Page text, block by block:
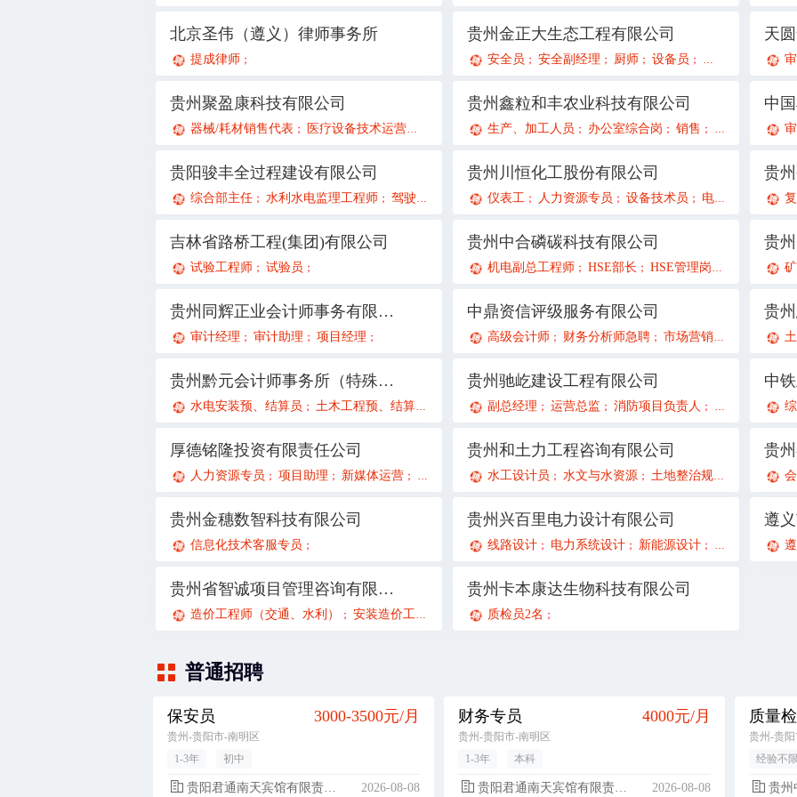
北京圣伟（遵义）律师事务所
提成律师 ；
贵州金正大生态工程有限公司
安全员 ； 安全副经理 ； 厨师 ； 设备员 ； 环保管理员 ； 设
贵州聚盈康科技有限公司
器械/耗材销售代表 ； 医疗设备技术运营官
贵州鑫粒和丰农业科技有限公司
生产、加工人员 ； 办公室综合岗 ； 销售 ； 会计助理兼文
中
贵阳骏丰全过程建设有限公司
综合部主任 ； 水利水电监理工程师 ； 驾驶员 市场经营部主管 ； 资料员； 一级建造师（市政专业） 一级建
贵州川恒化工股份有限公司
仪表工 ； 人力资源专员 ； 设备技术员 ； 电工 工艺技
吉林省路桥工程(集团)有限公司
试验工程师 ； 试验员 ；
贵州中合磷碳科技有限公司
机电副总工程师 ； HSE部长 ； HSE管理岗； 化工设备工
贵
贵州同辉正业会计师事务有限公司
审计经理 ； 审计助理 ； 项目经理 ；
中鼎资信评级服务有限公司
高级会计师 ； 财务分析师急聘 ； 市场营销策划经理急聘
贵
贵州黔元会计师事务所（特殊普通合伙）
水电安装预、结算员 ； 土木工程预、结算员 财务审计助理； 注册会计师；
贵州驰屹建设工程有限公司
副总经理 ； 运营总监 ； 消防项目负责人 ； 招投标岗 ； 副
中
厚德铭隆投资有限责任公司
人力资源专员 ； 项目助理 ； 新媒体运营 ； 教务专员 ； 人力资源专员； 项目助理； 新媒体运营； 教务专员 ； 总
贵州和土力工程咨询有限公司
水工设计员 ； 水文与水资源 ； 土地整治规划设计
贵
贵州金穗数智科技有限公司
信息化技术客服专员 ；
贵州兴百里电力设计有限公司
线路设计 ； 电力系统设计 ； 新能源设计 ； 配电网设计；
贵州省智诚项目管理咨询有限公司
造价工程师（交通、水利） ； 安装造价工程师 土建造价工程师；
贵州卡本康达生物科技有限公司
质检员2名 ；
普通招聘
保安员 3000-3500元/月
贵州-贵阳市-南明区
1-3年
初中
贵阳君通南天宾馆有限责任公司南明区解放路分公司 2026-08-08
财务专员 4000元/月
贵州-贵阳市-南明区
1-3年
本科
贵阳君通南天宾馆有限责任公司南明区解放路分公司 2026-08-08
贵州-贵
经验不
贵州